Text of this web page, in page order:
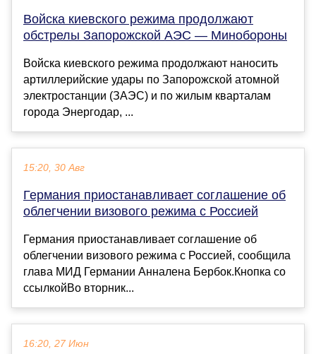
Войска киевского режима продолжают
обстрелы Запорожской АЭС — Минобороны
Войска киевского режима продолжают наносить
артиллерийские удары по Запорожской атомной
электростанции (ЗАЭС) и по жилым кварталам
города Энергодар, ...
15:20, 30 Авг
Германия приостанавливает соглашение об
облегчении визового режима с Россией
Германия приостанавливает соглашение об
облегчении визового режима с Россией, сообщила
глава МИД Германии Анналена Бербок.Кнопка со
ссылкойВо вторник...
16:20, 27 Июн